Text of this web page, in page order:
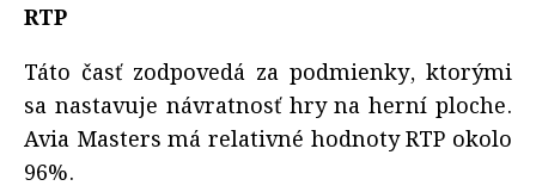
RTP
Táto časť zodpovedá za podmienky, ktorými
sa nastavuje návratnosť hry na herní ploche.
Avia Masters má relativné hodnoty RTP okolo
96%.